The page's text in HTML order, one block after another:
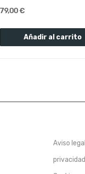
79,00 €
Añadir al carrito
Aviso legal
privacidad